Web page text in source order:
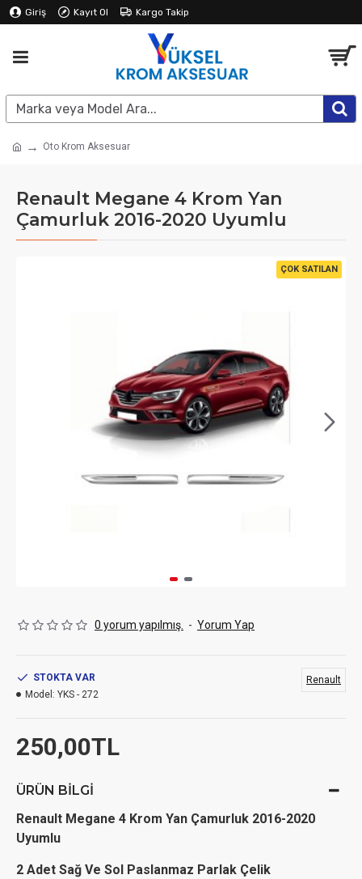
Giriş Kayıt Ol Kargo Takip
Oto Krom Aksesuar
Renault Megane 4 Krom Yan
Çamurluk 2016-2020 Uyumlu
ÇOK SATILAN
0 yorum yapılmış. - Yorum Yap
250,00TL
STOKTA VAR
Model: YKS - 272
Renault
ÜRÜN BILGI
Renault Megane 4 Krom Yan Çamurluk 2016-2020
Uyumlu
2 Adet Sağ Ve Sol Paslanmaz Parlak Çelik